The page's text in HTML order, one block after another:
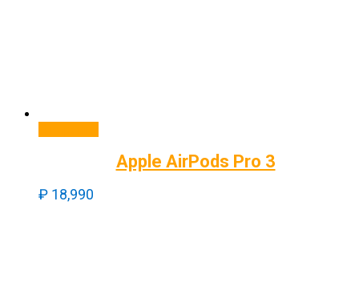
Apple AirPods Pro 3
₽ 18,990